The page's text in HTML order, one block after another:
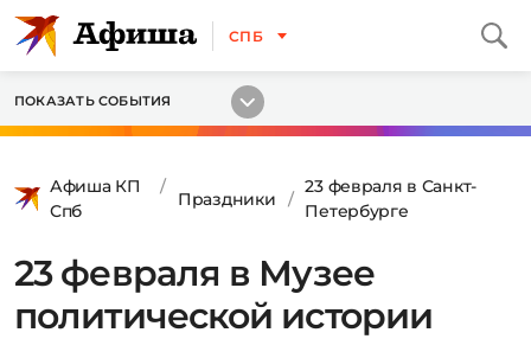
СПБ
ПОКАЗАТЬ СОБЫТИЯ
Афиша КП
Спб
Праздники
23 февраля в Санкт-
Петербурге
23 февраля в Музее
политической истории